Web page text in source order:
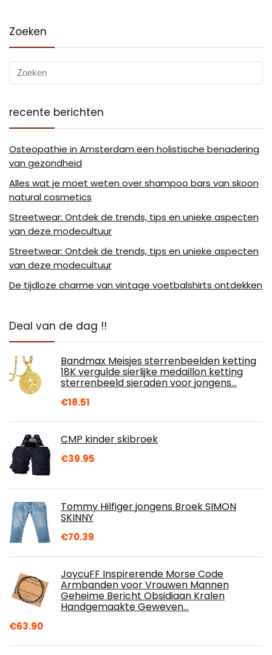
Zoeken
recente berichten
Osteopathie in Amsterdam een holistische benadering
van gezondheid
Alles wat je moet weten over shampoo bars van skoon
natural cosmetics
Streetwear: Ontdek de trends, tips en unieke aspecten
van deze modecultuur
Streetwear: Ontdek de trends, tips en unieke aspecten
van deze modecultuur
De tijdloze charme van vintage voetbalshirts ontdekken
Deal van de dag !!
Bandmax Meisjes sterrenbeelden ketting
18K vergulde sierlijke medaillon ketting
sterrenbeeld sieraden voor jongens…
€18.51
CMP kinder skibroek
€39.95
Tommy Hilfiger jongens Broek SIMON
SKINNY
€70.39
JoycuFF Inspirerende Morse Code
Armbanden voor Vrouwen Mannen
Geheime Bericht Obsidiaan Kralen
Handgemaakte Geweven…
€63.90